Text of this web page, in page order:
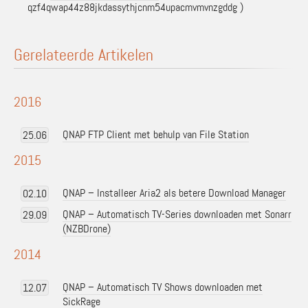
qzf4qwap44z88jkdassythjcnm54upacmvmvnzgddg )
Gerelateerde Artikelen
2016
25.06 QNAP FTP Client met behulp van File Station
2015
02.10
QNAP – Installeer Aria2 als betere Download Manager
29.09
QNAP – Automatisch TV-Series downloaden met Sonarr
(NZBDrone)
2014
12.07
QNAP – Automatisch TV Shows downloaden met
SickRage